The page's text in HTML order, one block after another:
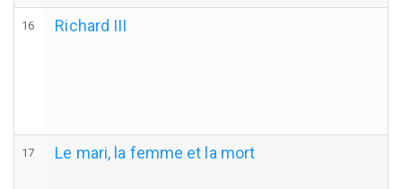
16 Richard III
17 Le mari, la femme et la mort